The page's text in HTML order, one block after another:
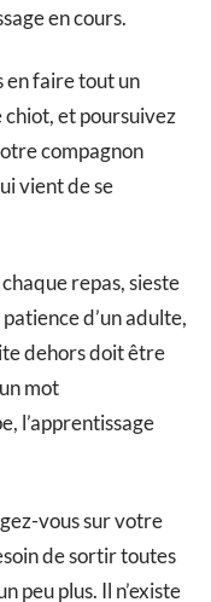
en cours.
en faire tout un
et poursuivez
compagnon
vient de se
repas, sieste
patience d’un adulte,
dehors doit être
mot
l’apprentissage
vous sur votre
de sortir toutes
peu plus. Il n’existe